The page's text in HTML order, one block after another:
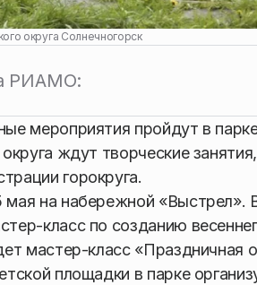
округа Солнечногорск
РИАМО:
мероприятия пройдут в
ждут творческие
горокруга.
мая на набережной «Выстрел».
класс по созданию
мастер-класс «Праздничная
площадки в парке